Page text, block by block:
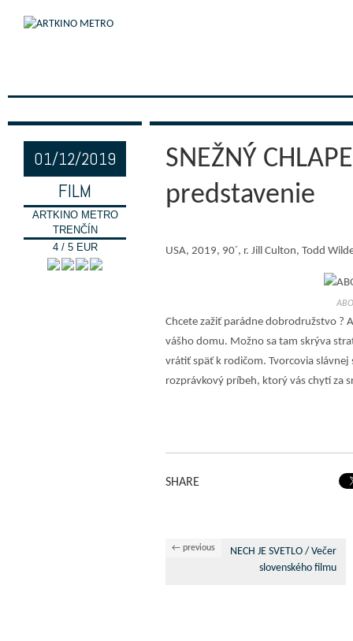
01/12/2019
FILM
ARTKINO METRO
TRENČÍN
4 / 5 EUR
SNEŽNÝ
predstavenie
USA, 2019, 90´, r. Jill Culton, Todd
Chcete zažiť parádne dobrodružstvo ?
vášho domu. Možno sa tam skrýva
vrátiť späť k rodičom. Tvorcovia slávnej
rozprávkový príbeh, ktorý vás chytí za
SHARE
← previous
NECH JE SVETLO / Večer
slovenského filmu